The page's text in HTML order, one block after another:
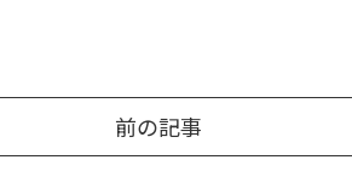
前の記事